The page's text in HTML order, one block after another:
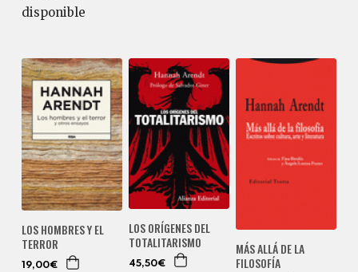
disponible
LOS HOMBRES Y EL
TERROR
19,00€
LOS ORÍGENES DEL
TOTALITARISMO
45,50€
MÁS ALLÁ DE LA
FILOSOFÍA